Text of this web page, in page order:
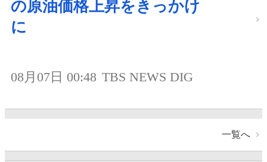
の原油価格上昇をきっかけ
に
08月07日 00:48 TBS NEWS DIG
一覧へ